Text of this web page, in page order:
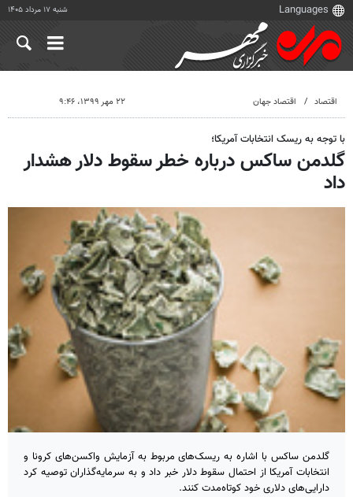
شنبه ۱۷ مرداد ۱۴۰۵
اقتصاد اقتصاد جهان ۲۲ مهر ۱۳۹۹، ۹:۴۶
با توجه به ریسک انتخابات آمریکا؛
گلدمن ساکس درباره خطر سقوط دلار هشدار
داد
گلدمن ساکس با اشاره به ریسک‌های مربوط به آزمایش واکسن‌های کرونا و
انتخابات آمریکا از احتمال سقوط دلار خبر داد و به سرمایه‌گذاران توصیه کرد
دارایی‌های دلاری خود کوتاه‌مدت کنند.